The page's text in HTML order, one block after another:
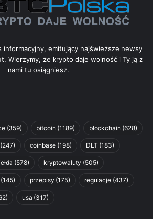
informacyjny, emitujący najświeższe newsy
Wierzymy, że krypto daje wolność i Ty ją z
nami tu osiągniesz.
(359) bitcoin (1189) blockchain (628)
(247) coinbase (198) DLT (183)
(578) kryptowaluty (505)
(145) przepisy (175) regulacje (437)
usa (317)